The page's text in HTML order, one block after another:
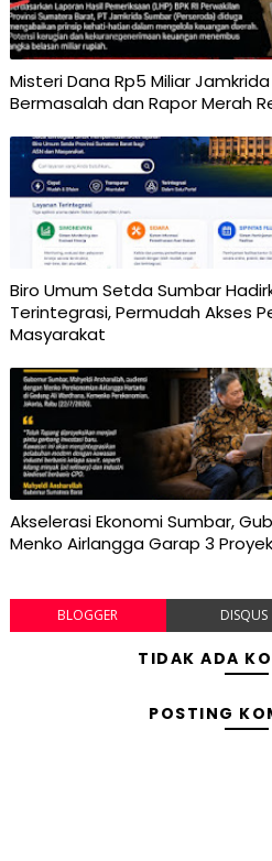
Misteri Dana Rp5 Miliar
Bermasalah dan Rapor Merah
Biro Umum Setda Sumbar
Terintegrasi, Permudah Akses
Masyarakat
Akselerasi Ekonomi Sumbar,
Menko Airlangga Garap 3
BLOGGER DISQUS
TIDAK ADA
POSTING